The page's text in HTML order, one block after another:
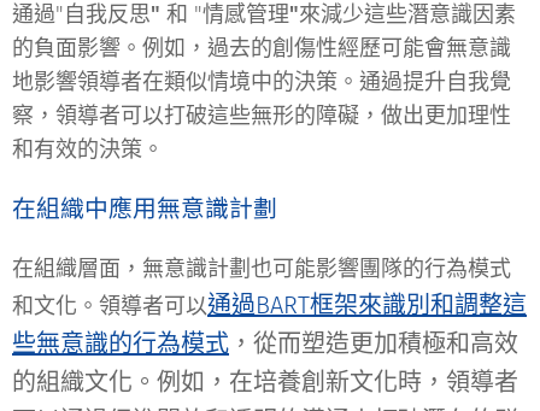
通過"自我反思" 和 "情感管理"來減少這些潛意識因素
的負面影響。例如，過去的創傷性經歷可能會無意識
地影響領導者在類似情境中的決策。通過提升自我覺
察，領導者可以打破這些無形的障礙，做出更加理性
和有效的決策。
在組織中應用無意識計劃
在組織層面，無意識計劃也可能影響團隊的行為模式
和文化。領導者可以通過BART框架來識別和調整這
些無意識的行為模式 ，從而塑造更加積極和高效
的組織文化。例如，在培養創新文化時，領導者